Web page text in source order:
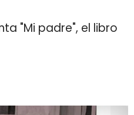
"Mi padre", el libro